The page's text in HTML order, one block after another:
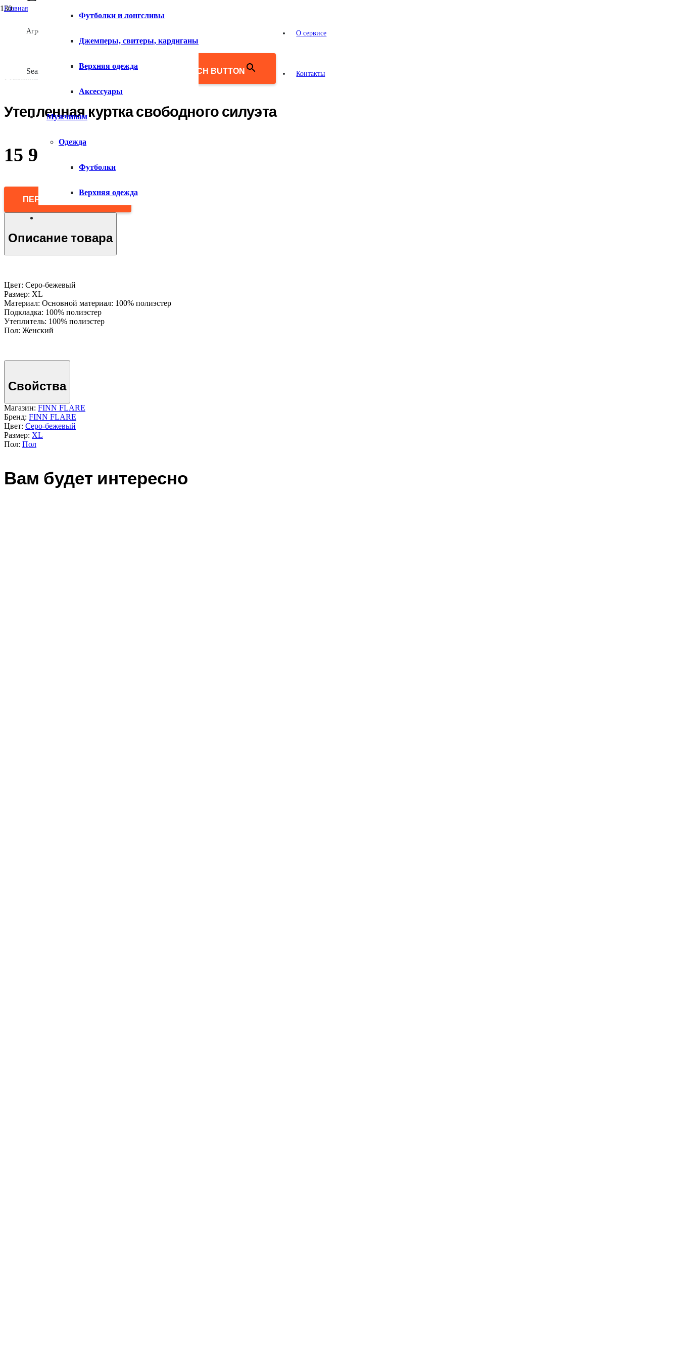
Агрегатор товаров
Search for: SEARCH BUTTON
О сервисе
Контакты
Футболки и лонгсливы
Джемперы, свитеры, кардиганы
Верхняя одежда
Аксессуары
Мужчинам
Одежда
Футболки
Верхняя одежда
Главная
Утепленная куртка свободного силуэта
15 990
ПЕРЕЙТИ В МАГАЗИН
Описание товара
Цвет: Серо-бежевый
Размер: XL
Материал: Основной материал: 100% полиэстер
Подкладка: 100% полиэстер
Утеплитель: 100% полиэстер
Пол: Женский
Свойства
Магазин: FINN FLARE
Бренд: FINN FLARE
Цвет: Серо-бежевый
Размер: XL
Пол: Пол
Вам будет интересно